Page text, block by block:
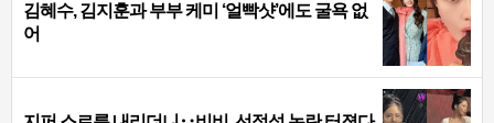
김혜수, 김지훈과 부부 케미 ‘얼빡샷’에도 굴욕 없
어